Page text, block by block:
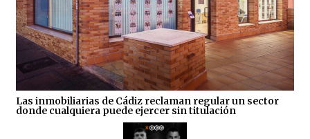
Las inmobiliarias de Cádiz reclaman regular un sector
donde cualquiera puede ejercer sin titulación